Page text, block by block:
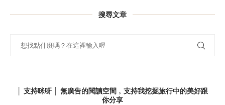
搜尋文章
│ 支持咪呀 │ 無廣告的閱讀空間﹐支持我挖掘旅行中的美好跟
你分享